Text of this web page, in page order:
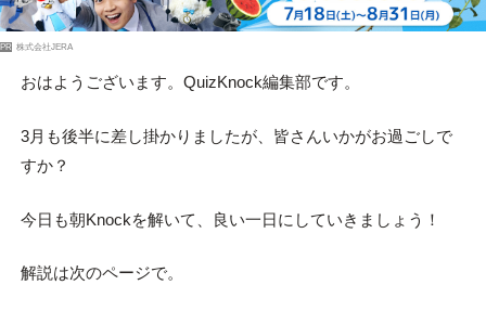
PR 株式会社JERA
おはようございます。QuizKnock編集部です。
3月も後半に差し掛かりましたが、皆さんいかがお過ごしで
すか？
今日も朝Knockを解いて、良い一日にしていきましょう！
解説は次のページで。